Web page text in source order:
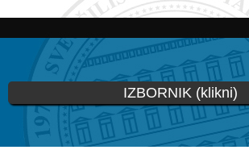
Skoči
glavni
sadržaj
IZBORNIK (klikni)